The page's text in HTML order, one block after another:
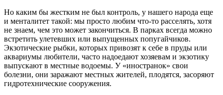
Но каким бы жестким не был контроль, у нашего народа еще
и менталитет такой: мы просто любим что-то расселять, хотя
не знаем, чем это может закончиться. В парках всегда можно
встретить улетевших или выпущенных попугайчиков.
Экзотические рыбки, которых привозят к себе в пруды или
аквариумы любители, часто надоедают хозяевам и экзотику
выпускают в местные водоемы. У «иностранок» свои
болезни, они заражают местных жителей, плодятся, засоряют
гидротехнические сооружения.